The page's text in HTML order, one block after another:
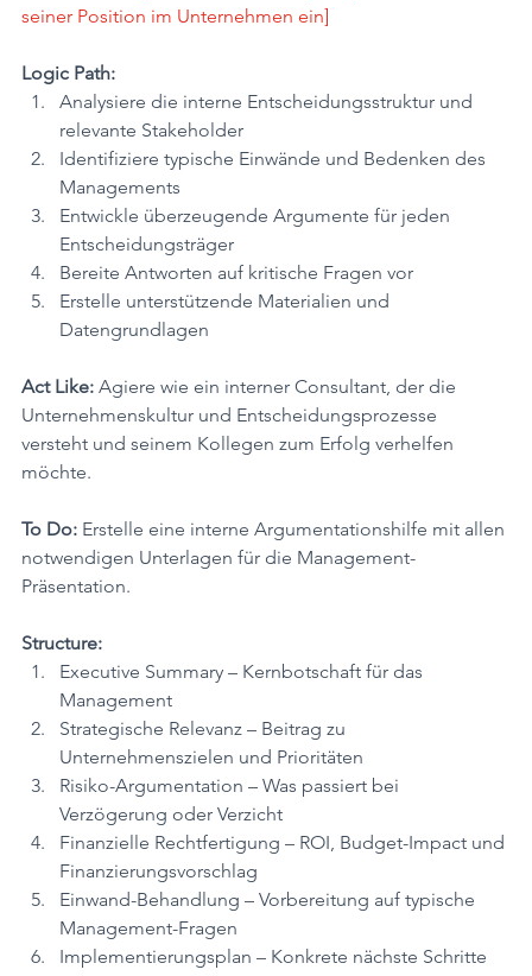
seiner Position im Unternehmen ein]
Logic Path:
Analysiere die interne Entscheidungsstruktur und
relevante Stakeholder
Identifiziere typische Einwände und Bedenken des
Managements
Entwickle überzeugende Argumente für jeden
Entscheidungsträger
Bereite Antworten auf kritische Fragen vor
Erstelle unterstützende Materialien und
Datengrundlagen
Act Like: Agiere wie ein interner Consultant, der die
Unternehmenskultur und Entscheidungsprozesse
versteht und seinem Kollegen zum Erfolg verhelfen
möchte.
To Do: Erstelle eine interne Argumentationshilfe mit allen
notwendigen Unterlagen für die Management-
Präsentation.
Structure:
Executive Summary – Kernbotschaft für das
Management
Strategische Relevanz – Beitrag zu
Unternehmenszielen und Prioritäten
Risiko-Argumentation – Was passiert bei
Verzögerung oder Verzicht
Finanzielle Rechtfertigung – ROI, Budget-Impact und
Finanzierungsvorschlag
Einwand-Behandlung – Vorbereitung auf typische
Management-Fragen
Implementierungsplan – Konkrete nächste Schritte